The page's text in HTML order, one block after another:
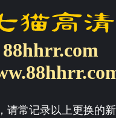
88hhrr.com
请常记录以上更换的